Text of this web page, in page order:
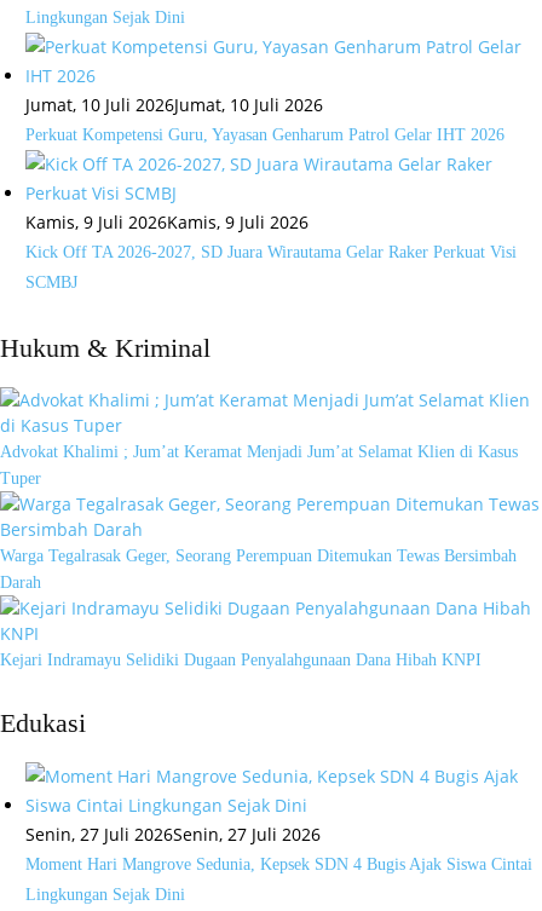
Lingkungan Sejak Dini
Jumat, 10 Juli 2026Jumat, 10 Juli 2026
Perkuat Kompetensi Guru, Yayasan Genharum Patrol Gelar IHT 2026
Kamis, 9 Juli 2026Kamis, 9 Juli 2026
Kick Off TA 2026-2027, SD Juara Wirautama Gelar Raker Perkuat Visi
SCMBJ
Hukum & Kriminal
Advokat Khalimi ; Jum’at Keramat Menjadi Jum’at Selamat Klien di Kasus
Tuper
Warga Tegalrasak Geger, Seorang Perempuan Ditemukan Tewas Bersimbah
Darah
Kejari Indramayu Selidiki Dugaan Penyalahgunaan Dana Hibah KNPI
Edukasi
Senin, 27 Juli 2026Senin, 27 Juli 2026
Moment Hari Mangrove Sedunia, Kepsek SDN 4 Bugis Ajak Siswa Cintai
Lingkungan Sejak Dini